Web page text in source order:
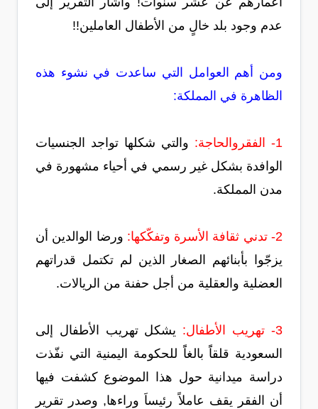
عدم وجود بلد خالٍ من الأطفال العاملين!!
ومن أهم العوامل التي ساعدت في نشوء هذه
الظاهرة في المملكة:
1- الفقروالحاجة:
والتي شكلها تواجد الجنسيات
الوافدة بشكل غير رسمي في أحياء مشهورة في
مدن المملكة.
2- تدني ثقافة الأسرة وتفكّكها:
ورضا الوالدين أن
يزجّوا بأبنائهم الصغار الذين لم تكتمل قدراتهم
العضلية والعقلية من أجل حفنة من الريالات.
3- تهريب الأطفال:
يشكل تهريب الأطفال إلى
السعودية قلقاًَ بالغاًَ للحكومة اليمنية التي نفّذت
دراسة ميدانية حول هذا الموضوع كشفت فيها
أن الفقر يقف عاملاً رئيساَ وراءها, وصدر تقرير